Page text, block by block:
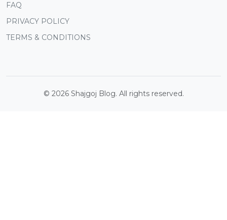
FAQ
PRIVACY POLICY
TERMS & CONDITIONS
© 2026 Shajgoj Blog. All rights reserved.